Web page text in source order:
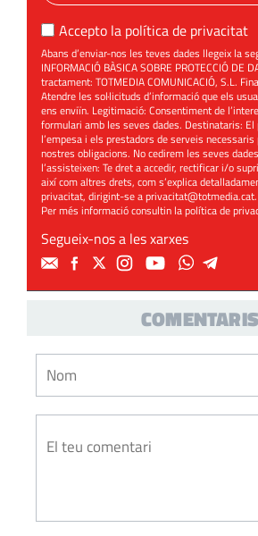
Accepto la política de privacitat
Abans d’enviar-nos les teves dades llegeix la
INFORMACIÓ BÀSICA SOBRE PROTECCIÓ DE
tractament: TOTMEDIA COMUNICACIÓ, S.L.
Atendre les sol·licituds d’informació que els
ens enviïn. Legitimació: Consentiment de
formulari amb les seves dades. Destinataris: El
l’empesa i els prestadors de serveis
nostres obligacions. No cedirem les seves
l’assisteixen: Te dret a accedir, rectificar i/o
així com altres drets, com s’explica
privacitat, dirigint-se aprivacitat@totmedia.cat
Per més informació consultin lapolítica de
Segueix-nos a les xarxes
COMENTARIS